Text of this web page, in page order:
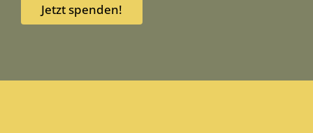
Jetzt spenden!